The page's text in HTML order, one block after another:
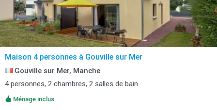
Maison 4 personnes à Gouville sur Mer
Gouville sur Mer, Manche
4 personnes, 2 chambres, 2 salles de bain.
Ménage inclus